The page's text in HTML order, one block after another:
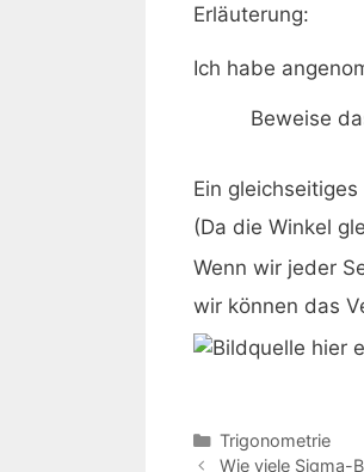
Erläuterung:
Ich habe
Beweise
Ein
(Da die Winkel
Wenn wir jeder
wir können das
Kategorien
Trigonometrie
Beitrags-
Wie viele Sigma-